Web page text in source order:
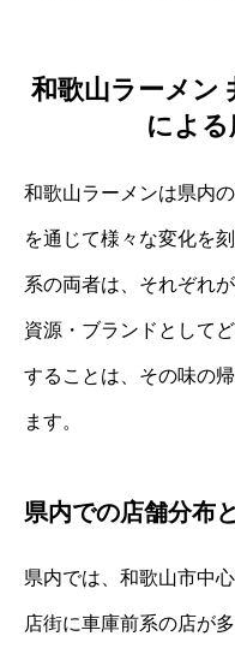
和歌山ラーメン
によ
和歌山ラーメンは県内
を通じて様々な変化を
系の両者は、それぞれ
資源・ブランドとして
することは、その味の
ます。
県内での店舗分布
県内では、和歌山市中
店街に車庫前系の店が